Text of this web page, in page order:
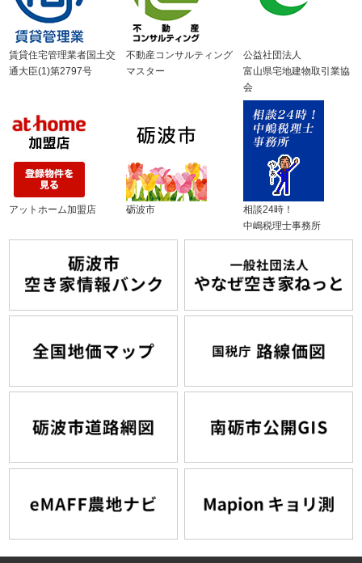
賃貸住宅管理業者国土交
通大臣(1)第2797号
不動産コンサルティング
マスター
公益社団法人
富山県宅地建物取引業協
会
アットホーム加盟店 砺波市
相談24時！
中嶋税理士事務所